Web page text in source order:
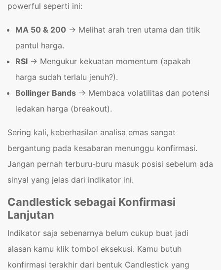
powerful seperti ini:
MA 50 & 200 → Melihat arah tren utama dan titik
pantul harga.
RSI → Mengukur kekuatan momentum (apakah
harga sudah terlalu jenuh?).
Bollinger Bands → Membaca volatilitas dan potensi
ledakan harga (breakout).
Sering kali, keberhasilan analisa emas sangat
bergantung pada kesabaran menunggu konfirmasi.
Jangan pernah terburu-buru masuk posisi sebelum ada
sinyal yang jelas dari indikator ini.
Candlestick sebagai Konfirmasi
Lanjutan
Indikator saja sebenarnya belum cukup buat jadi
alasan kamu klik tombol eksekusi. Kamu butuh
konfirmasi terakhir dari bentuk Candlestick yang